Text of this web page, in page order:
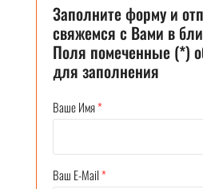
Заполните форму и
свяжемся с Вами в
Поля помеченные (*)
для заполнения
Ваше Имя*
Ваш E-Mail*